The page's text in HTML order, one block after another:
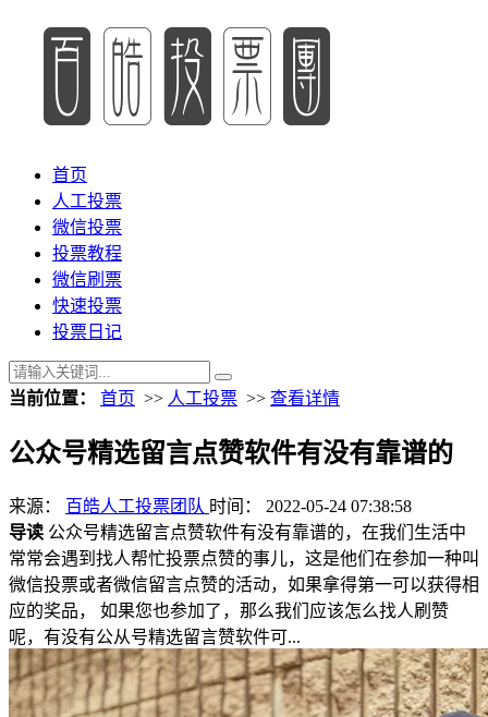
首页
人工投票
微信投票
投票教程
微信刷票
快速投票
投票日记
当前位置： 首页 >> 人工投票 >> 查看详情
公众号精选留言点赞软件有没有靠谱的
来源： 百皓人工投票团队 时间： 2022-05-24 07:38:58
导读 公众号精选留言点赞软件有没有靠谱的，在我们生活中
常常会遇到找人帮忙投票点赞的事儿，这是他们在参加一种叫
微信投票或者微信留言点赞的活动，如果拿得第一可以获得相
应的奖品， 如果您也参加了，那么我们应该怎么找人刷赞
呢，有没有公从号精选留言赞软件可...